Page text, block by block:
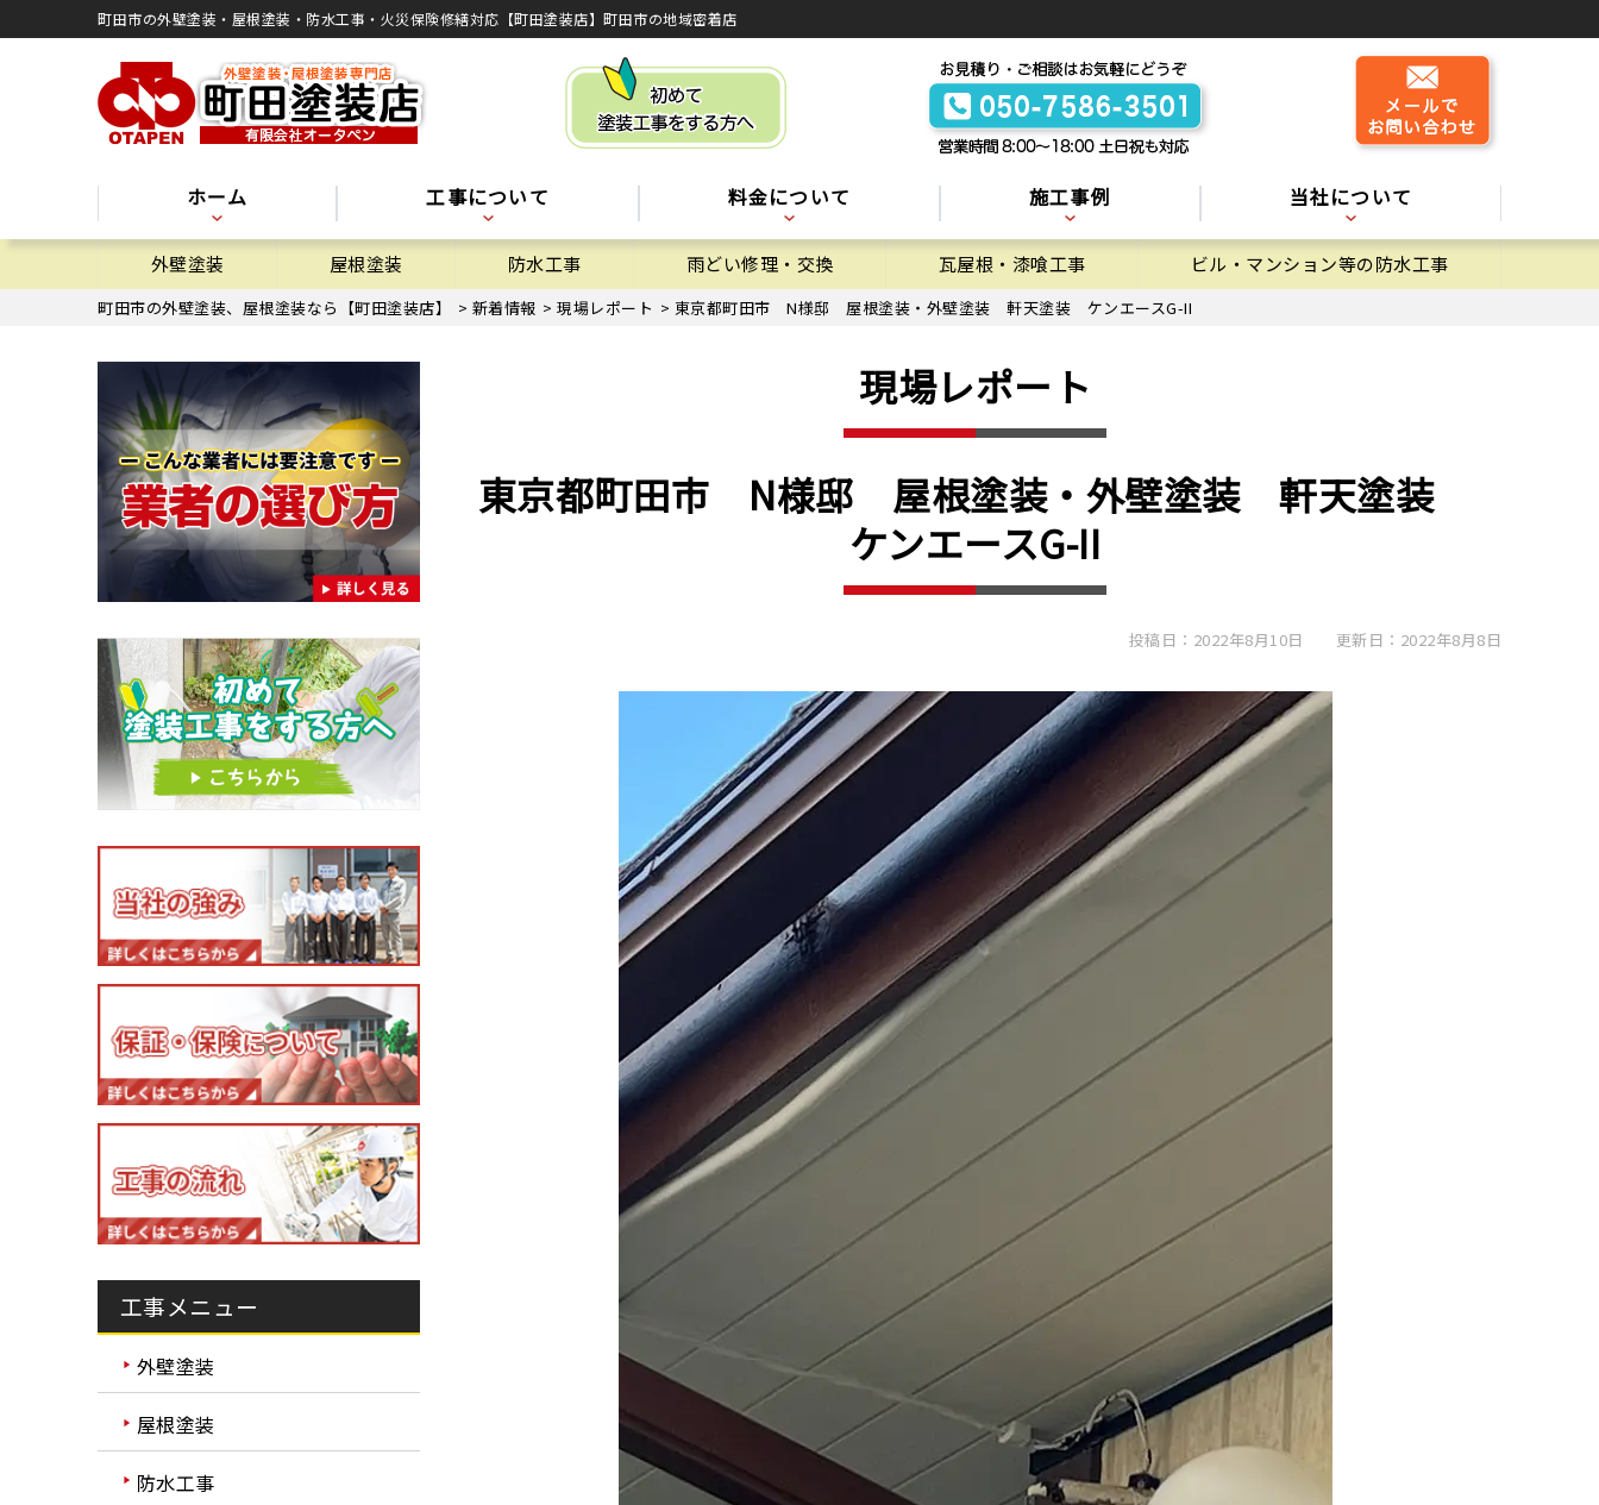
町田市の外壁塗装・屋根塗装・防水工事・火災保険修繕対応【町田塗装店】町田市の地域密着店
ホーム 工事について 料金について 施工事例 当社について
外壁塗装 屋根塗装 防水工事 雨どい修理・交換 瓦屋根・漆喰工事 ビル・マンション等の防水工事
町田市の外壁塗装、屋根塗装なら【町田塗装店】 > 新着情報 > 現場レポート > 東京都町田市 N様邸 屋根塗装・外壁塗装 軒天塗装 ケンエースG-II
現場レポート
東京都町田市 N様邸 屋根塗装・外壁塗装 軒天塗装
ケンエースG-II
投稿日：2022年8月10日 更新日：2022年8月8日
工事メニュー
外壁塗装
屋根塗装
防水工事